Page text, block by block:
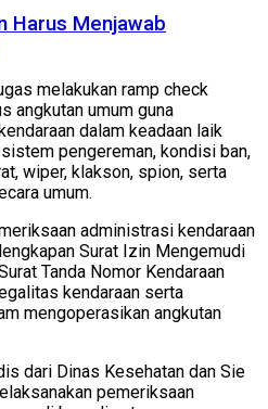
Harus Menjawab
melakukan ramp check
angkutan umum guna
dalam keadaan laik
pengereman, kondisi ban,
wiper, klakson, spion, serta
umum.
administrasi kendaraan
Surat Izin Mengemudi
Tanda Nomor Kendaraan
kendaraan serta
mengoperasikan angkutan
dari Dinas Kesehatan dan Sie
pemeriksaan